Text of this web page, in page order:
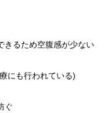
きるため空腹感が少ない
にも行われている)
ぐ